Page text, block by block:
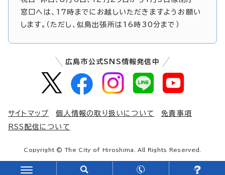
窓口へは、17時までにお越しいただきますようお願い
します。（ただし、似島出張所は16時30分まで）
広島市公式SNS情報発信中
サイトマップ 個人情報の取り扱いについて
免責事項
RSS配信について
Copyright © The City of Hiroshima. All Rights Reserved.